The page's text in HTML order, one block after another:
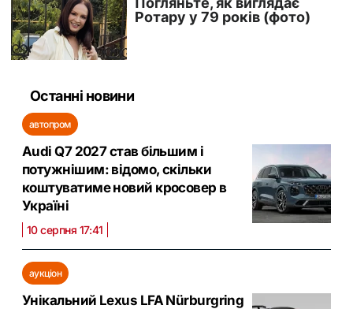
Останні новини
автопром
Audi Q7 2027 став більшим і
потужнішим: відомо, скільки
коштуватиме новий кросовер в
Україні
10 серпня 17:41
аукціон
Унікальний Lexus LFA Nürburgring